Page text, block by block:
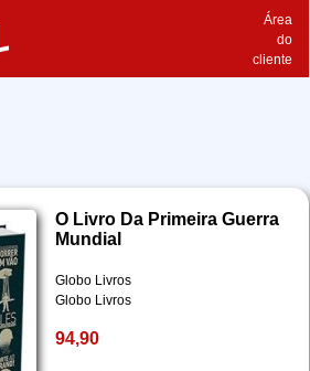
Área
do
cliente
O Livro Da Primeira Guerra
Mundial
Globo Livros
Globo Livros
94,90